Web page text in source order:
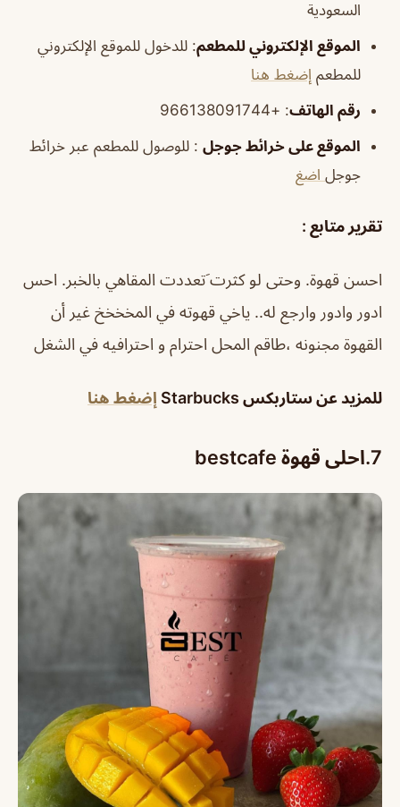
السعودية
الموقع الإلكتروني للمطعم: للدخول للموقع الإلكتروني
للمطعم إضغط هنا
رقم الهاتف: +966138091744
الموقع على خرائط جوجل : للوصول للمطعم عبر خرائط
جوجل اضغ
تقرير متابع :
احسن قهوة. وحتى لو كثرت َتعددت المقاهي بالخبر. احس
ادور وادور وارجع له.. ياخي قهوته في المخخخخ غير أن
القهوة مجنونه ،طاقم المحل احترام و احترافيه في الشغل
للمزيد عن ستاربكس Starbucks إضغط هنا
7. احلى قهوة bestcafe